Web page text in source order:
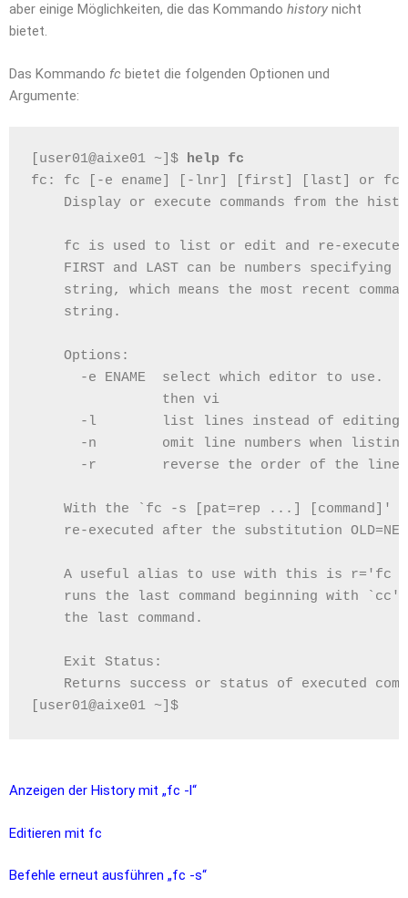
aber einige Möglichkeiten, die das Kommando history nicht
bietet.
Das Kommando fc bietet die folgenden Optionen und
Argumente:
[user01@aixe01 ~]$ help fc
fc: fc [-e ename] [-lnr] [first] [last] or fc -s
Display or execute commands from the
fc is used to list or edit and re-execute
FIRST and LAST can be numbers specifying
string, which means the most recent
string.
Options:
-e ENAME  select which editor to use.
then vi
-l        list lines instead of editing
-n        omit line numbers when listing
-r        reverse the order of the
With the `fc -s [pat=rep ...] [command]'
re-executed after the substitution
A useful alias to use with this is r='fc
runs the last command beginning with `cc'
the last command.
Exit Status:
Returns success or status of executed
[user01@aixe01 ~]$
Anzeigen der History mit „fc -l“
Editieren mit fc
Befehle erneut ausführen „fc -s“